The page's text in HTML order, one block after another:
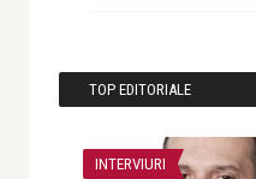
TOP EDITORIALE
INTERVIURI